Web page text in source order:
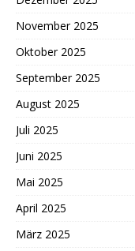
November 2025
Oktober 2025
September 2025
August 2025
Juli 2025
Juni 2025
Mai 2025
April 2025
März 2025